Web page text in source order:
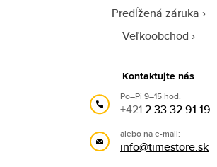
Predĺžená záruka
Veľkoobchod
Kontaktujte nás
Po–Pi 9–15 hod.
+4212 33 32 91 19
alebo na e-mail:
info@timestore.sk